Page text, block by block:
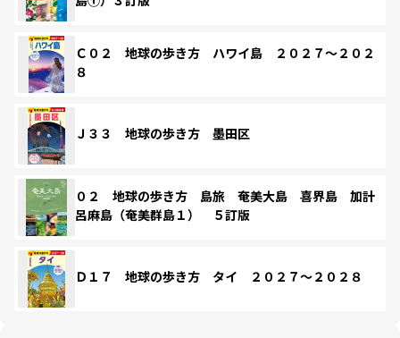
Ｃ０２ 地球の歩き方 ハワイ島 ２０２７～２０２
８
Ｊ３３ 地球の歩き方 墨田区
０２ 地球の歩き方 島旅 奄美大島 喜界島 加計
呂麻島（奄美群島１） ５訂版
Ｄ１７ 地球の歩き方 タイ ２０２７～２０２８